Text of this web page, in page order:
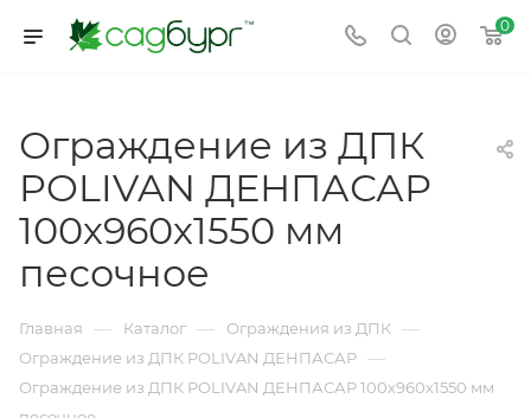
0
Ограждение из ДПК
POLIVAN ДЕНПАСАР
100х960х1550 мм
песочное
Главная — Каталог — Ограждения из ДПК —
Ограждение из ДПК POLIVAN ДЕНПАСАР —
Ограждение из ДПК POLIVAN ДЕНПАСАР 100х960х1550 мм